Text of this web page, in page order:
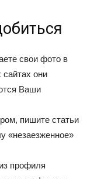
свои фото в
сайтах они
Ваши
пишите статьи
«незаезженное»
профиля